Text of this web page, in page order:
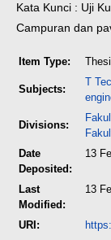
Kata Kunci : Uji
Campuran dan
Item Type:
Subjects:
T
Divisions:
Date
Deposited:
13
Last
Modified:
13
URI: